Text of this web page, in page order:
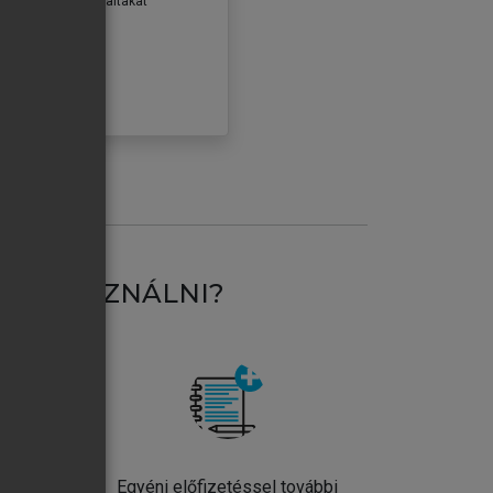
HASZNÁLNI?
Egyéni előfizetéssel további